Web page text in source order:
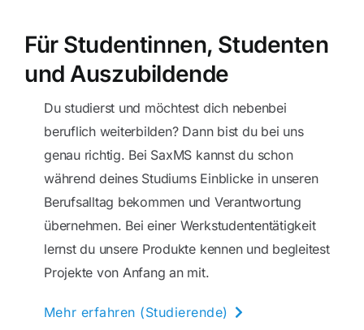
Für Studentinnen, Studenten
und Auszubildende
Du studierst und möchtest dich nebenbei
beruflich weiterbilden? Dann bist du bei uns
genau richtig. Bei SaxMS kannst du schon
während deines Studiums Einblicke in unseren
Berufsalltag bekommen und Verantwortung
übernehmen. Bei einer Werkstudententätigkeit
lernst du unsere Produkte kennen und begleitest
Projekte von Anfang an mit.
Mehr erfahren (Studierende)